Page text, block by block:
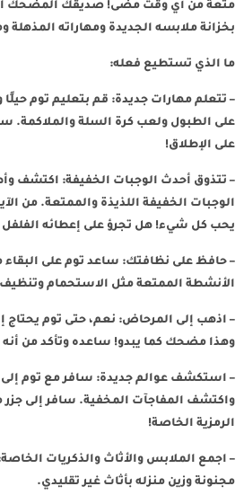
متعة من أي وقت مضى! صديقك المضحك
بخزانة ملابسه الجديدة ومهاراته المذهلة
ما الذي تستطيع فعله:
– تتعلم مهارات جديدة: قم بتعليم توم
على الطبول ولعب كرة السلة والملاكمة.
على الإطلاق!
– تتذوق أحدث الوجبات الخفيفة: اكتشف
الوجبات الخفيفة اللذيذة والممتعة. من
يحب كل شيء! هل تجرؤ على إعطائه الفلفل
– حافظ على نظافتك: ساعد توم على البقاء
الأنشطة الممتعة مثل الاستحمام وتنظيف
– اذهب إلى المرحاض: نعم، حتى توم يحتاج
وهذا مضحك كما يبدو! ساعده وتأكد من أنه
– استكشف عوالم جديدة: سافر مع توم إلى
واكتشف المفاجآت المخفية. سافر إلى جزر
الرمزية الخاصة!
– اجمع الملابس والأثاث والذكريات
مجنونة وزين منزله بأثاث غير تقليدي.